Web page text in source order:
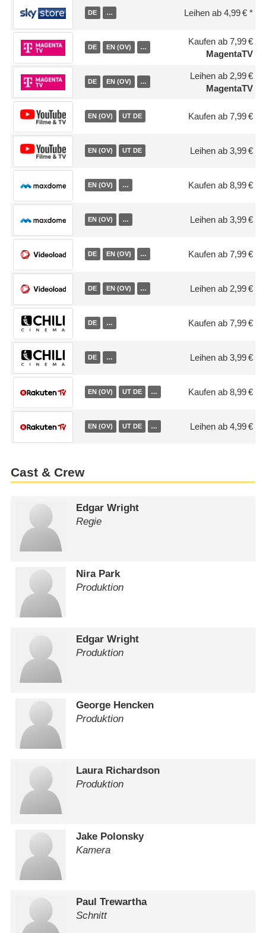
DE … Leihen ab 4,99 €
DE EN (OV) …
Kaufen ab 7,99 €
MagentaTV
DE EN (OV) …
Leihen ab 2,99 €
MagentaTV
EN (OV) UT DE Kaufen ab 7,99 €
EN (OV) UT DE Leihen ab 3,99 €
EN (OV) … Kaufen ab 8,99 €
EN (OV) … Leihen ab 3,99 €
DE EN (OV) … Kaufen ab 7,99 €
DE EN (OV) … Leihen ab 2,99 €
DE … Kaufen ab 7,99 €
DE … Leihen ab 3,99 €
EN (OV) UT DE … Kaufen ab 8,99 €
EN (OV) UT DE … Leihen ab 4,99 €
Cast & Crew
Edgar Wright
Regie
Nira Park
Produktion
Edgar Wright
Produktion
George Hencken
Produktion
Laura Richardson
Produktion
Jake Polonsky
Kamera
Paul Trewartha
Schnitt